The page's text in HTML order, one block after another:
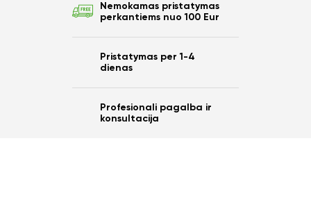
Nemokamas pristatymas
perkantiems nuo 100 Eur
Pristatymas per 1-4
dienas
Profesionali pagalba ir
konsultacija